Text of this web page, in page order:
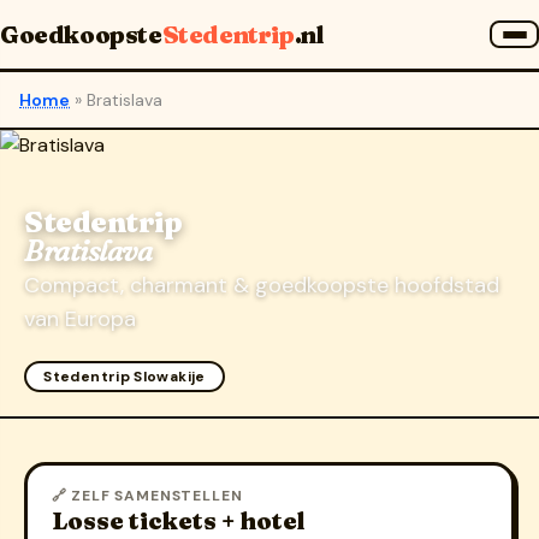
GoedkoopsteStedentrip.nl
Home » Bratislava
Stedentrip Slowakije
Stedentrip
Bratislava
Compact, charmant & goedkoopste hoofdstad
van Europa
🔗 ZELF SAMENSTELLEN
Losse tickets + hotel